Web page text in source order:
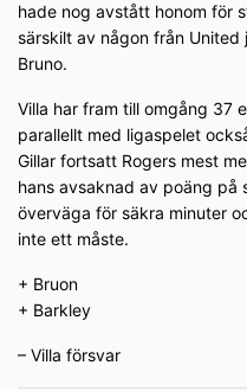
hade nog avstått honom för
särskilt av någon från
Bruno.
Villa har fram till omgång 37
parallellt med ligaspelet
Gillar fortsatt Rogers mest
hans avsaknad av poäng
överväga för säkra minuter
inte ett måste.
+ Bruon
+ Barkley
– Villa försvar